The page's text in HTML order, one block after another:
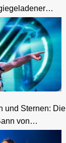
Rhein-Neckar
und Sternen: Die
von